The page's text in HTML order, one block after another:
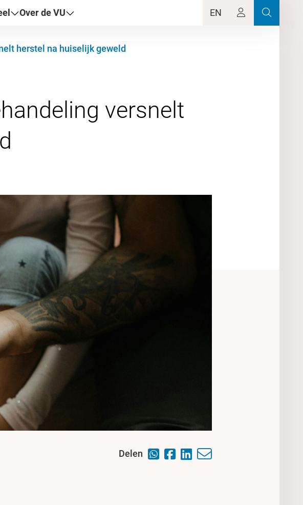
Over de VU EN
herstel na huiselijk geweld
versnelt
Delen